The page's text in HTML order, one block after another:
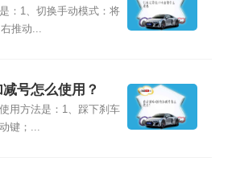
：1、切换手动模式：将
推动...
号怎么使用？
用方法是：1、踩下刹车
键；...